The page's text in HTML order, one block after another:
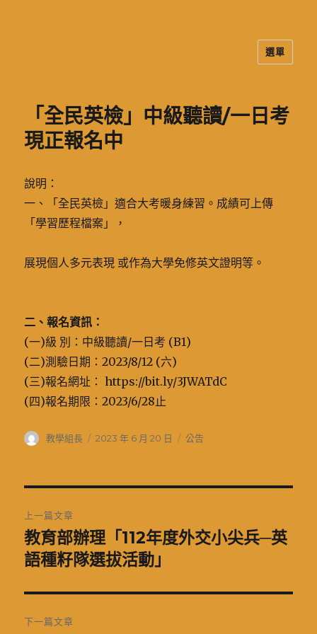
選單
「全民英檢」中級聽讀/一日考
現正報名中
說明：
一、「全民英檢」適合大考暖身練習。成績可上傳
「學習歷程檔案」，
展現個人多元表現 或作為大學免修英文證明等。
二、報名資訊：
(一)級 別：中級聽讀/一日考 (B1)
(二)測驗日期：2023/8/12 (六)
(三)報名網址： https://bit.ly/3JWATdC
(四)報名期限：2023/6/28止
作
教學組長
發
2023 年 6 月 20 日
分
公告
章
導
覽
上一篇文章
上
一
文
章:
教育部辦理「112年度外交小尖兵─英
語種籽隊選拔活動」
下一篇文章